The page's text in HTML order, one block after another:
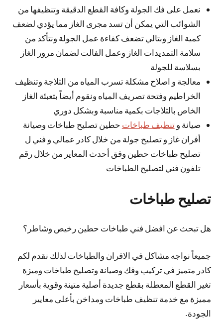
نعمل على فك الجولة وكافة القطع الدقيقة وتنظيفها من
الشوائب التي يمكن أن تسد مجرى الغاز مما يؤدي لضعف
كمية الغاز وبتالي تضعف كفاءة عمل الجولة ونتأكد من
سلامة التمديدات الغاز وعمل الفالت لضمان مرور الغاز
بسلاسة للجولة
معالجة و اصلاح مشكلة تسرب المياه من الثلاجة وتنظيف
الخراطيم وفتحة تصريف المياه ونقوم أيضاً بتعبئة الغاز
الخاص بالثلاجات بكمية مناسبة وبشكل دوري
صيانة وتنظيف طباخات حطين تصليح طباخات وصيانة
أفران غاز و تصليح جولة من خلال كادر عمالي و فني ل
تصليح طباخات حطين وفق أحدث المعاير من خلال رقم
تلفون فني لتصليح الطباخات
تصليح طباخات
هل تبحث عن افضل فني طباخات حطين رخيص وشاطر؟
جميعاً نواجه مشاكل في الافران والطباخات لذلك نقدم لكم
كادر متميز في تركيب وفك وصيانة وتصليح طباخات وميزة
تغير القطع المعطلة بقطع جديدة أصلية متينة وقوية بأسعار
مميزة مع خدمة تنظيف طباخات ومداخن بأعلى معايير
الجودة.